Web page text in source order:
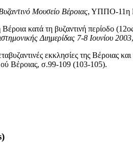
Μουσείο Βέροιας, ΥΠΠΟ-11η
κατά τη βυζαντινή περίοδο
Διημερίδας 7-8 Ιουνίου 2003
εκκλησίες της Βέροιας
Βέροιας, σ.99-109 (103-105).